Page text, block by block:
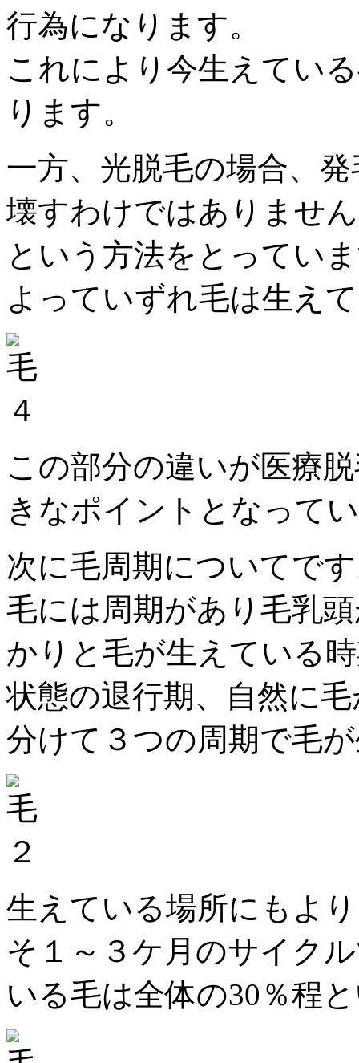
行為になります。
これにより今生えてい
ります。
一方、光脱毛の場合、
壊すわけではありませ
という方法をとってい
よっていずれ毛は生え
この部分の違いが医療
きなポイントとなって
次に毛周期についてで
毛には周期があり毛乳
かりと毛が生えている
状態の退行期、自然に
分けて３つの周期で毛
生えている場所にもよ
そ１～３ケ月のサイク
いる毛は全体の30％程